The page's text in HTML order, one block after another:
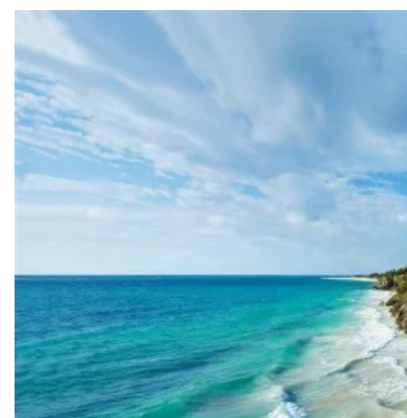
1. Península de Yucatán